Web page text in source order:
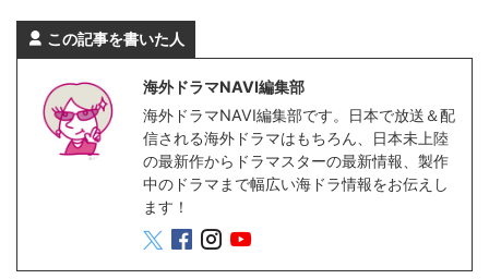
この記事を書いた人
海外ドラマNAVI編集部
海外ドラマNAVI編集部です。日本で放送＆配
信される海外ドラマはもちろん、日本未上陸
の最新作からドラマスターの最新情報、製作
中のドラマまで幅広い海ドラ情報をお伝えし
ます！